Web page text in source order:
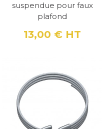
suspendue pour faux
plafond
Prix
13,00 € HT